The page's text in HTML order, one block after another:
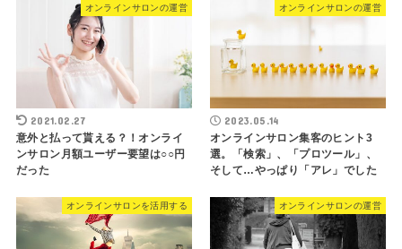
オンラインサロンの運営
2021.02.27
意外と払って貰える？！オンライ
ンサロン月額ユーザー要望は○○円
だった
オンラインサロンの運営
2023.05.14
オンラインサロン集客のヒント3
選。「検索」、「プロツール」、
そして…やっぱり「アレ」でした
オンラインサロンを活用する オンラインサロンの運営